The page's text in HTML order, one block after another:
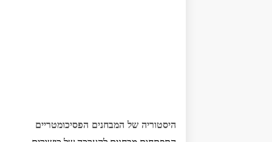
היסטוריה של המבחנים הפסיכומטריים